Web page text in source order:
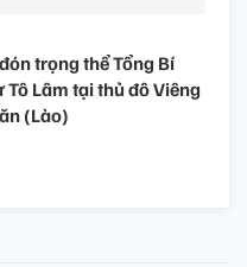
trọng thể Tổng Bí
Tô Lâm tại thủ đô Viêng
(Lào)